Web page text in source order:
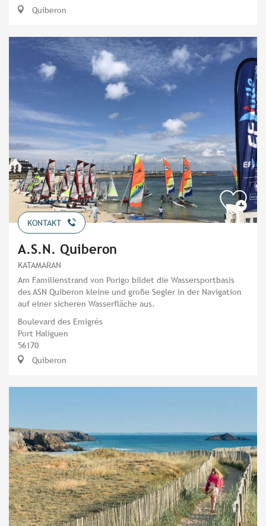
Quiberon
KONTAKT
A.S.N. Quiberon
KATAMARAN
Am Familienstrand von Porigo bildet die Wassersportbasis
des ASN Quiberon kleine und große Segler in der Navigation
auf einer sicheren Wasserfläche aus.
Boulevard des Emigrés
Port Haliguen
56170
Quiberon